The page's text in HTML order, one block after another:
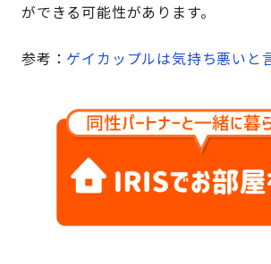
ができる可能性があります。
参考： ゲイカップルは気持ち悪いと